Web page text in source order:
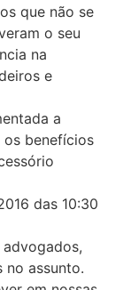
que não se
o seu
na
e
a
os benefícios
das 10:30
no assunto.